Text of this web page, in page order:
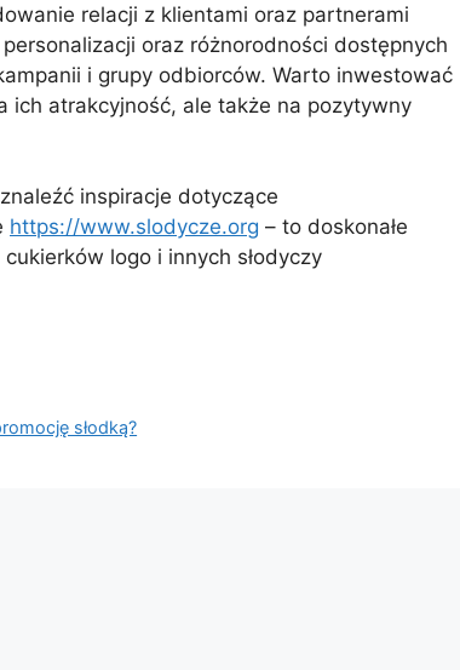
relacji z klientami oraz partnerami
oraz różnorodności dostępnych
i grupy odbiorców. Warto inwestować
ich atrakcyjność, ale także na pozytywny
inspiracje dotyczące
https://www.slodycze.org – to doskonałe
logo i innych słodyczy
słodką?